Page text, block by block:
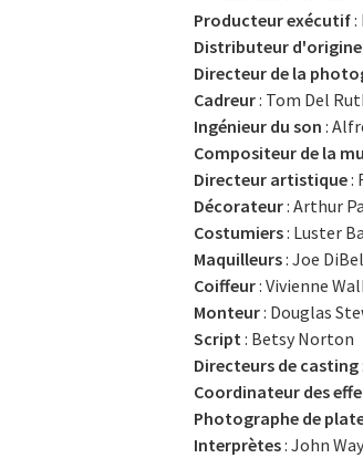
Producteur exécutif:
Distributeur d'origine
Directeur de la
Cadreur: Tom Del
Ingénieur du son :
Compositeur de la
Directeur artistique:
Décorateur: Arthur
Costumiers: Luster
Maquilleurs: Joe
Coiffeur: Vivienne
Monteur: Douglas
Script: Betsy Norton
Directeurs de casting
Coordinateur des
Photographe de
Interprètes: John